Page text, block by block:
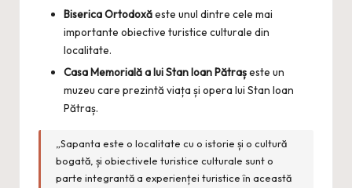
Biserica Ortodoxăeste unul dintre cele mai
importante obiective turistice culturale din
localitate.
Casa Memorială a lui Stan Ioan Pătrașeste un
muzeu care prezintă viața și opera lui Stan Ioan
Pătraș.
„Sapanta este o localitate cu o istorie și o cultură
bogată, și obiectivele turistice culturale sunt o
parte integrantă a experienței turistice în această